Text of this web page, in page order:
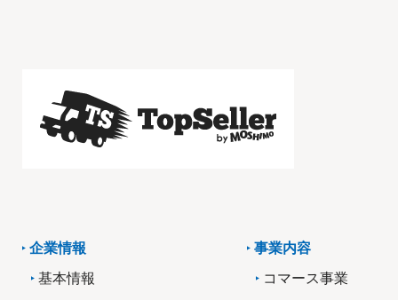
企業情報
基本情報
事業内容
コマース事業